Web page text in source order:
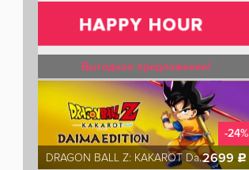
Выгодное предложение!
-24%
DRAGON BALL Z: KAKAROT Daima Edition2699 c